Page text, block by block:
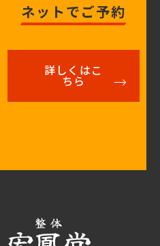
ネットでご予約
詳しくはこ
ちら